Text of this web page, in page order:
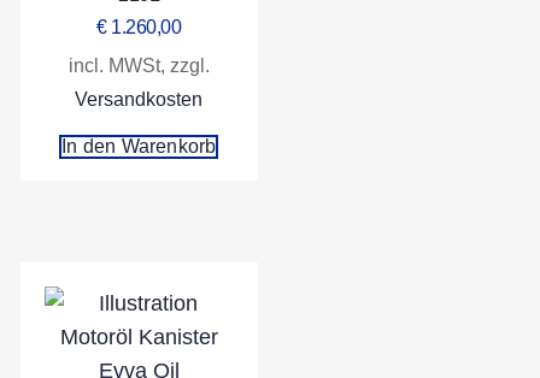
€1.260,00
incl. MWSt, zzgl.
Versandkosten
In den Warenkorb